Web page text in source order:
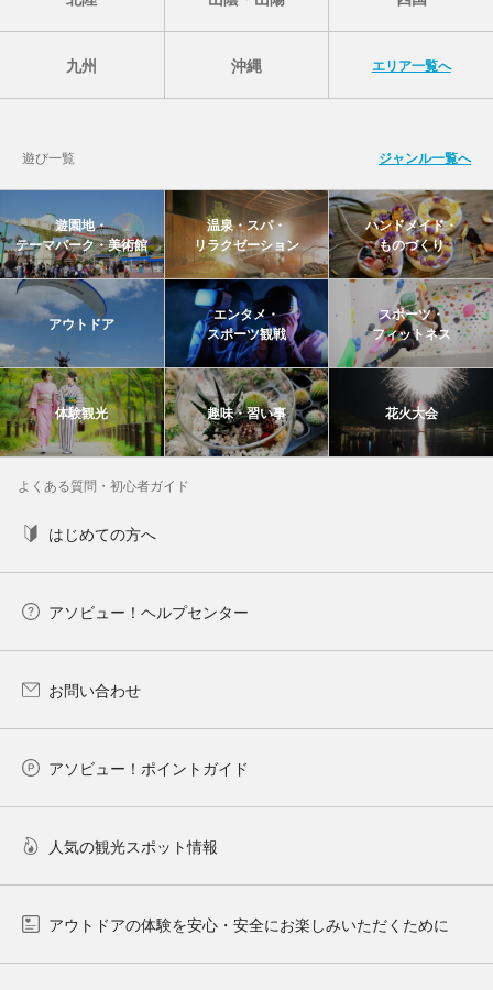
九州 沖縄 エリア一覧へ
遊び一覧 ジャンル一覧へ
遊園地・
テーマパーク・美術館
温泉・スパ・
リラクゼーション
ハンドメイド・
ものづくり
アウトドア
エンタメ・
スポーツ観戦
スポーツ・
フィットネス
体験観光 趣味・習い事 花火大会
よくある質問・初心者ガイド
はじめての方へ
アソビュー！ヘルプセンター
お問い合わせ
アソビュー！ポイントガイド
人気の観光スポット情報
アウトドアの体験を安心・安全にお楽しみいただくために